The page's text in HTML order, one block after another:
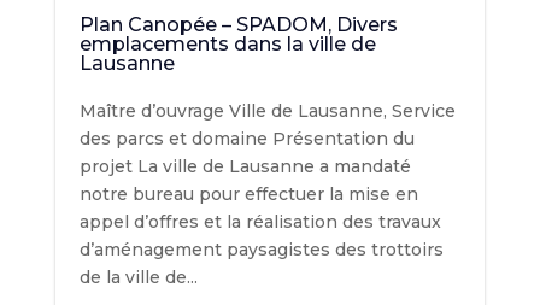
Plan Canopée – SPADOM, Divers
emplacements dans la ville de
Lausanne
Maître d’ouvrage Ville de Lausanne, Service
des parcs et domaine Présentation du
projet La ville de Lausanne a mandaté
notre bureau pour effectuer la mise en
appel d’offres et la réalisation des travaux
d’aménagement paysagistes des trottoirs
de la ville de...